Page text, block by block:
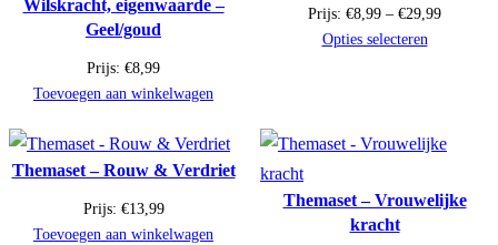
Wilskracht, eigenwaarde –
Geel/goud
Prijs: €8,99
Toevoegen aan winkelwagen
Prijs: €8,99 – €29,99
Opties selecteren
Themaset – Rouw & Verdriet
Prijs: €13,99
Toevoegen aan winkelwagen
Themaset – Vrouwelijke
kracht